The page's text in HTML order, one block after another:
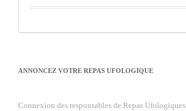
ANNONCEZ VOTRE REPAS UFOLOGIQUE
Connexion des responsables de Repas Ufologiques